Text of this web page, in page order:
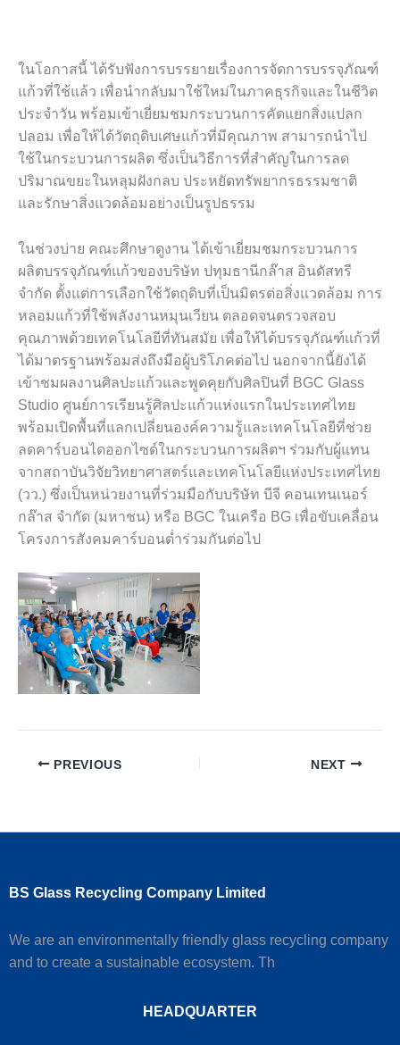
ในโอกาสนี้ ได้รับฟังการบรรยายเรื่องการจัดการบรรจุภัณฑ์
แก้วที่ใช้แล้ว เพื่อนำกลับมาใช้ใหม่ในภาคธุรกิจและในชีวิต
ประจำวัน พร้อมเข้าเยี่ยมชมกระบวนการคัดแยกสิ่งแปลก
ปลอม เพื่อให้ได้วัตถุดิบเศษแก้วที่มีคุณภาพ สามารถนำไป
ใช้ในกระบวนการผลิต ซึ่งเป็นวิธีการที่สำคัญในการลด
ปริมาณขยะในหลุมฝังกลบ ประหยัดทรัพยากรธรรมชาติ
และรักษาสิ่งแวดล้อมอย่างเป็นรูปธรรม
ในช่วงบ่าย คณะศึกษาดูงาน ได้เข้าเยี่ยมชมกระบวนการ
ผลิตบรรจุภัณฑ์แก้วของบริษัท ปทุมธานีกล๊าส อินดัสทรี
จำกัด ตั้งแต่การเลือกใช้วัตถุดิบที่เป็นมิตรต่อสิ่งแวดล้อม การ
หลอมแก้วที่ใช้พลังงานหมุนเวียน ตลอดจนตรวจสอบ
คุณภาพด้วยเทคโนโลยีที่ทันสมัย เพื่อให้ได้บรรจุภัณฑ์แก้วที่
ได้มาตรฐานพร้อมส่งถึงมือผู้บริโภคต่อไป นอกจากนี้ยังได้
เข้าชมผลงานศิลปะแก้วและพูดคุยกับศิลปินที่ BGC Glass
Studio ศูนย์การเรียนรู้ศิลปะแก้วแห่งแรกในประเทศไทย
พร้อมเปิดพื้นที่แลกเปลี่ยนองค์ความรู้และเทคโนโลยีที่ช่วย
ลดคาร์บอนไดออกไซด์ในกระบวนการผลิตฯ ร่วมกับผู้แทน
จากสถาบันวิจัยวิทยาศาสตร์และเทคโนโลยีแห่งประเทศไทย
(วว.) ซึ่งเป็นหน่วยงานที่ร่วมมือกับบริษัท บีจี คอนเทนเนอร์
กล๊าส จำกัด (มหาชน) หรือ BGC ในเครือ BG เพื่อขับเคลื่อน
โครงการสังคมคาร์บอนต่ำร่วมกันต่อไป
PREVIOUS NEXT
BS Glass Recycling Company Limited
We are an environmentally friendly glass recycling company
and to create a sustainable ecosystem. Th
HEADQUARTER